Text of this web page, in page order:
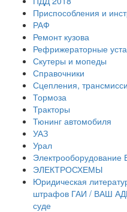
Приспособления и
РАФ
Ремонт кузова
Рефрижераторные
Скутеры и мопеды
Справочники
Сцепления,
Тормоза
Тракторы
Тюнинг автомобиля
УАЗ
Урал
Электрооборудование
ЭЛЕКТРОСХЕМЫ
Юридическая
штрафов ГАИ / ВАШ
суде